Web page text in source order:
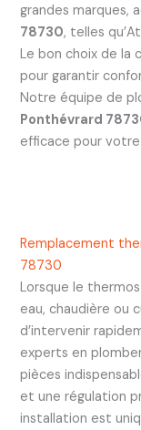
grandes marques,
78730, telles
Le bon choix de la
pour garantir
Notre équipe de
Ponthévrard
efficace pour
Remplacement
78730
Lorsque le
eau, chaudière ou
d’intervenir
experts en
pièces
et une régulation
installation est